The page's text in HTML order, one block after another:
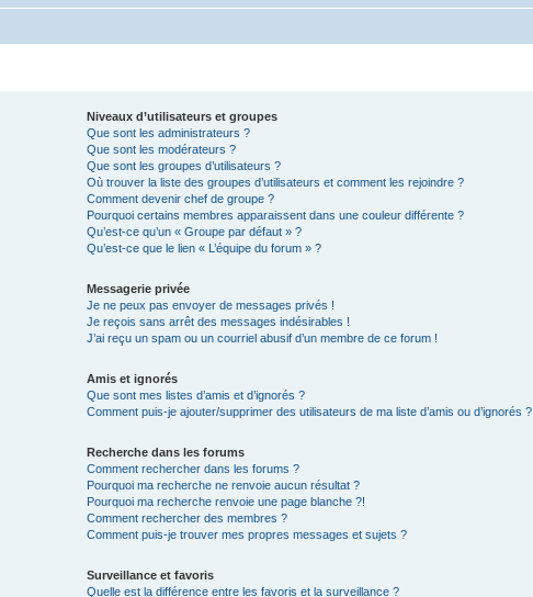
Niveaux d’utilisateurs et groupes
Que sont les administrateurs ?
Que sont les modérateurs ?
Que sont les groupes d’utilisateurs ?
Où trouver la liste des groupes d’utilisateurs et comment les rejoindre ?
Comment devenir chef de groupe ?
Pourquoi certains membres apparaissent dans une couleur différente ?
Qu’est-ce qu’un « Groupe par défaut » ?
Qu’est-ce que le lien « L’équipe du forum » ?
Messagerie privée
Je ne peux pas envoyer de messages privés !
Je reçois sans arrêt des messages indésirables !
J’ai reçu un spam ou un courriel abusif d’un membre de ce forum !
Amis et ignorés
Que sont mes listes d’amis et d’ignorés ?
Comment puis-je ajouter/supprimer des utilisateurs de ma liste d’amis ou d’ignorés ?
Recherche dans les forums
Comment rechercher dans les forums ?
Pourquoi ma recherche ne renvoie aucun résultat ?
Pourquoi ma recherche renvoie une page blanche ?!
Comment rechercher des membres ?
Comment puis-je trouver mes propres messages et sujets ?
Surveillance et favoris
Quelle est la différence entre les favoris et la surveillance ?